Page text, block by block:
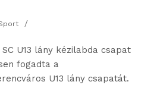
/
U13 lány kézilabda csapat
fogadta a
U13 lány csapatát.